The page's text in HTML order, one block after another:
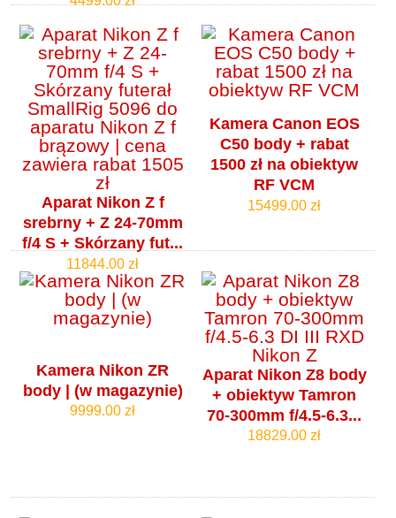
Aparat Nikon Z f
srebrny + Z 24-70mm
f/4 S + Skórzany fut...
11844.00 zł
Kamera Canon EOS
C50 body + rabat
1500 zł na obiektyw
RF VCM
15499.00 zł
Kamera Nikon ZR
body | (w magazynie)
9999.00 zł
Aparat Nikon Z8 body
+ obiektyw Tamron
70-300mm f/4.5-6.3...
18829.00 zł